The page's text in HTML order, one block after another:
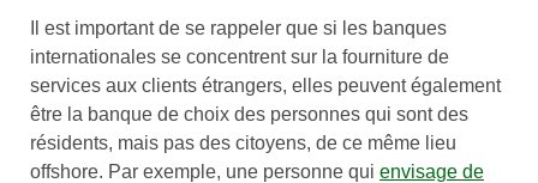
Il est important de se rappeler que si les banques
internationales se concentrent sur la fourniture de
services aux clients étrangers, elles peuvent également
être la banque de choix des personnes qui sont des
résidents, mais pas des citoyens, de ce même lieu
offshore. Par exemple, une personne qui envisage de